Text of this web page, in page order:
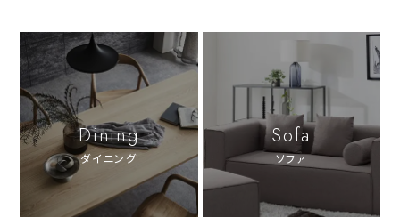
Dining
ダイニング
Sofa
ソファ